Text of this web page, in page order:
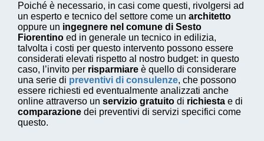
Poiché è necessario, in casi come questi, rivolgersi ad
un esperto e tecnico del settore come un architetto
oppure un ingegnere nel comune di Sesto
Fiorentino ed in generale un tecnico in edilizia,
talvolta i costi per questo intervento possono essere
considerati elevati rispetto al nostro budget: in questo
caso, l’invito per risparmiare è quello di considerare
una serie di preventivi di consulenze, che possono
essere richiesti ed eventualmente analizzati anche
online attraverso un servizio gratuito di richiesta e di
comparazione dei preventivi di servizi specifici come
questo.